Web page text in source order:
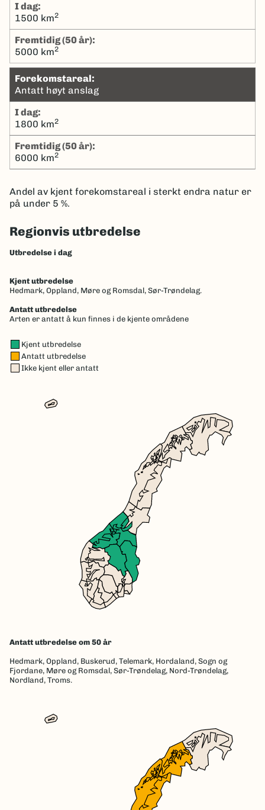
I dag:
1500 km2
Fremtidig (50 år):
5000 km2
Forekomstareal:
Antatt høyt anslag
I dag:
1800 km2
Fremtidig (50 år):
6000 km2
Andel av kjent forekomstareal i sterkt endra natur er
på under 5 %.
Regionvis utbredelse
Utbredelse i dag
Kjent utbredelse
Hedmark, Oppland, Møre og Romsdal, Sør-Trøndelag.
Antatt utbredelse
Arten er antatt å kun finnes i de kjente områdene
Kjent utbredelse
Antatt utbredelse
Ikke kjent eller antatt
Antatt utbredelse om 50 år
Hedmark, Oppland, Buskerud, Telemark, Hordaland, Sogn og
Fjordane, Møre og Romsdal, Sør-Trøndelag, Nord-Trøndelag,
Nordland, Troms.